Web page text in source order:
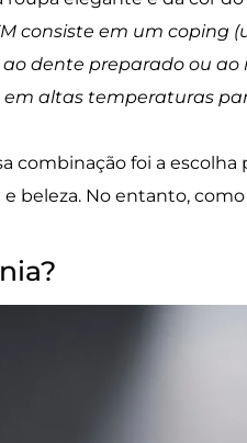
consiste em um coping
dente preparado ou ao
altas temperaturas
combinação foi a
beleza. No entanto,